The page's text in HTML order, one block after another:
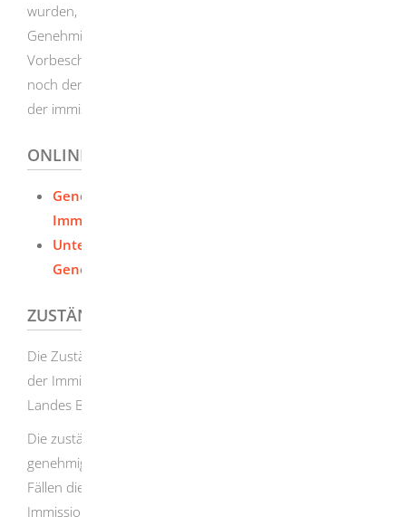
wurden, ist die Genehmigungsbehörde im späteren
Genehmigungsverfahren daran gebunden. Der
Vorbescheid gestattet Ihnen jedoch weder die Errichtung
noch den Betrieb der Anlage. Dies ist erst mit Erteilung
der immissionsschutzrechtlichen Genehmigung möglich.
ONLINEANTRAG UND FORMULARE
Genehmigung nach dem Bundes-
Immissionsschutzgesetz beantragen
Unterlagen für Immissionsschutzrechtliche
Genehmigung nachreichen
ZUSTÄNDIGE STELLE
Die Zuständigkeiten im Bereich Immissionsschutz sind in
der Immissionsschutz-Zuständigkeitsverordnung des
Landes Baden-Württemberg geregelt.
Die zuständige Behörde für immissionsschutzrechtlich
genehmigungsbedürftige Anlagen, ist in den meisten
Fällen die örtlich zuständige untere
Immissionsschutzbehörde: